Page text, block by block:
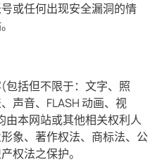
或任何出现安全漏洞的情
包括但不限于：文字、照
声音、FLASH 动画、视
由本网站或其他相关权利人
象、著作权法、商标法、公
权法之保护。